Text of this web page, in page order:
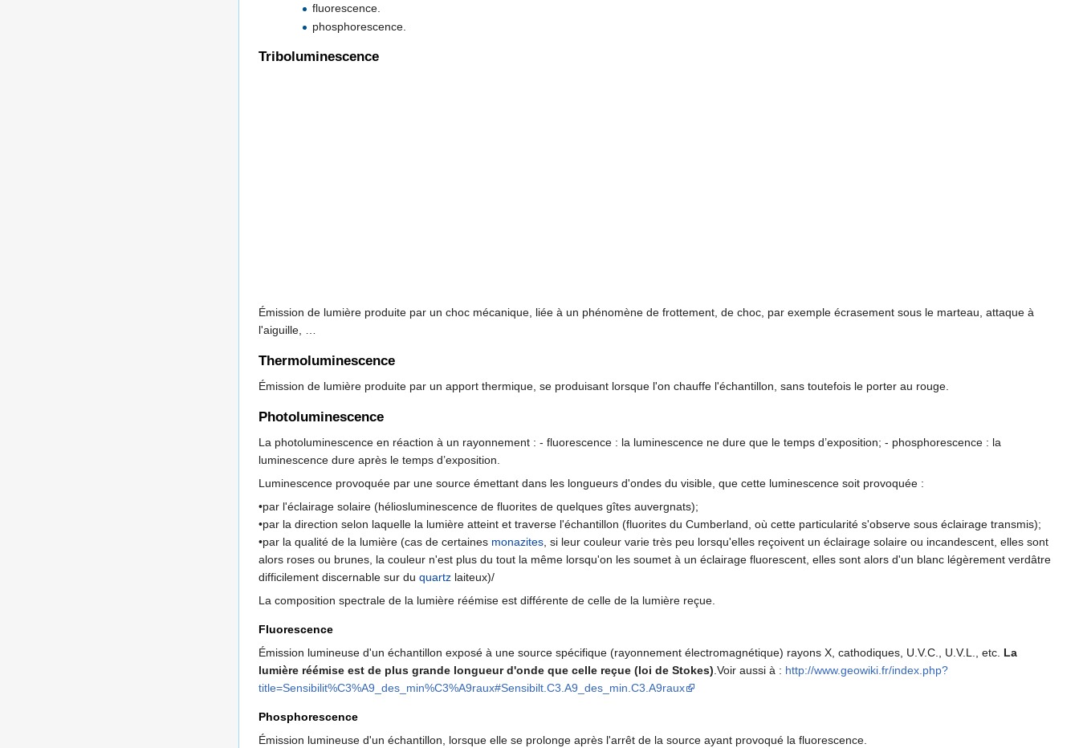
fluorescence.
phosphorescence.
Triboluminescence
Émission de lumière produite par un choc mécanique, liée à un phénomène de frottement, de choc, par exemple écrasement sous le marteau, attaque à
l'aiguille, …
Thermoluminescence
Émission de lumière produite par un apport thermique, se produisant lorsque l'on chauffe l'échantillon, sans toutefois le porter au rouge.
Photoluminescence
La photoluminescence en réaction à un rayonnement : - fluorescence : la luminescence ne dure que le temps d’exposition; - phosphorescence : la
luminescence dure après le temps d’exposition.
Luminescence provoquée par une source émettant dans les longueurs d'ondes du visible, que cette luminescence soit provoquée :
•par l'éclairage solaire (héliosluminescence de fluorites de quelques gîtes auvergnats);
•par la direction selon laquelle la lumière atteint et traverse l'échantillon (fluorites du Cumberland, où cette particularité s'observe sous éclairage transmis);
•par la qualité de la lumière (cas de certaines monazites, si leur couleur varie très peu lorsqu'elles reçoivent un éclairage solaire ou incandescent, elles sont
alors roses ou brunes, la couleur n'est plus du tout la même lorsqu'on les soumet à un éclairage fluorescent, elles sont alors d'un blanc légèrement verdâtre
difficilement discernable sur du quartz laiteux)/
La composition spectrale de la lumière réémise est différente de celle de la lumière reçue.
Fluorescence
Émission lumineuse d'un échantillon exposé à une source spécifique (rayonnement électromagnétique) rayons X, cathodiques, U.V.C., U.V.L., etc. La
lumière réémise est de plus grande longueur d'onde que celle reçue (loi de Stokes).Voir aussi à : http://www.geowiki.fr/index.php?
title=Sensibilit%C3%A9_des_min%C3%A9raux#Sensibilt.C3.A9_des_min.C3.A9raux
Phosphorescence
Émission lumineuse d'un échantillon, lorsque elle se prolonge après l'arrêt de la source ayant provoqué la fluorescence.